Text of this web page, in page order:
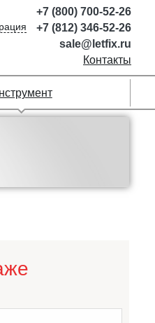
+7 (800) 700-52-26
+7 (812) 346-52-26
sale@letfix.ru
Контакты